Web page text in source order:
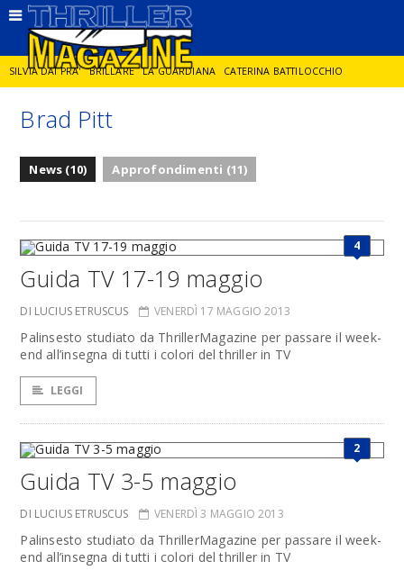
SILVIA DAI PRA' BRILLARE LA GUARDIANA CATERINA BATTILOCCHIO
JORGE DIAZ LA SPIA
Brad Pitt
News (10) Approfondimenti (11)
4
Guida TV 17-19 maggio
DI LUCIUS ETRUSCUS VENERDÌ 17 MAGGIO 2013
Palinsesto studiato da ThrillerMagazine per passare il week-
end all’insegna di tutti i colori del thriller in TV
LEGGI
2
Guida TV 3-5 maggio
DI LUCIUS ETRUSCUS VENERDÌ 3 MAGGIO 2013
Palinsesto studiato da ThrillerMagazine per passare il week-
end all’insegna di tutti i colori del thriller in TV